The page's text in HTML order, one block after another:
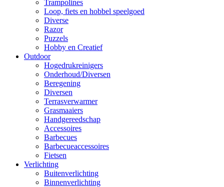
Trampolines
Loop, fiets en hobbel speelgoed
Diverse
Razor
Puzzels
Hobby en Creatief
Outdoor
Hogedrukreinigers
Onderhoud/Diversen
Beregening
Diversen
Terrasverwarmer
Grasmaaiers
Handgereedschap
Accessoires
Barbecues
Barbecueaccessoires
Fietsen
Verlichting
Buitenverlichting
Binnenverlichting